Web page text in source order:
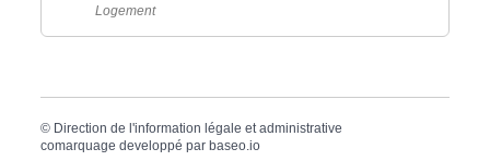
Logement
© Direction de l'information légale et administrative
comarquage developpé parbaseo.io